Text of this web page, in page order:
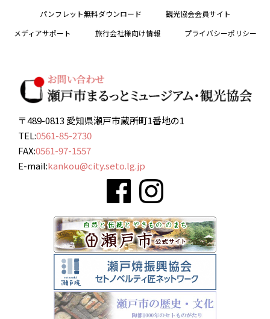
パンフレット無料ダウンロード
観光協会会員サイト
メディアサポート
旅行会社様向け情報 プライバシーポリシー
〒489-0813 愛知県瀬戸市蔵所町1番地の1
TEL:0561-85-2730
FAX:0561-97-1557
E-mail:kankou@city.seto.lg.jp